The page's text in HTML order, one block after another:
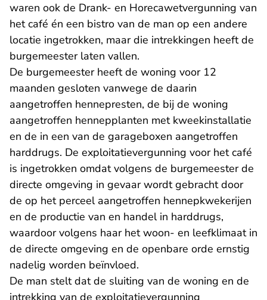
waren ook de Drank- en Horecawetvergunning van
het café én een bistro van de man op een andere
locatie ingetrokken, maar die intrekkingen heeft de
burgemeester laten vallen.
De burgemeester heeft de woning voor 12
maanden gesloten vanwege de daarin
aangetroffen hennepresten, de bij de woning
aangetroffen hennepplanten met kweekinstallatie
en de in een van de garageboxen aangetroffen
harddrugs. De exploitatievergunning voor het café
is ingetrokken omdat volgens de burgemeester de
directe omgeving in gevaar wordt gebracht door
de op het perceel aangetroffen hennepkwekerijen
en de productie van en handel in harddrugs,
waardoor volgens haar het woon- en leefklimaat in
de directe omgeving en de openbare orde ernstig
nadelig worden beïnvloed.
De man stelt dat de sluiting van de woning en de
intrekking van de exploitatievergunning